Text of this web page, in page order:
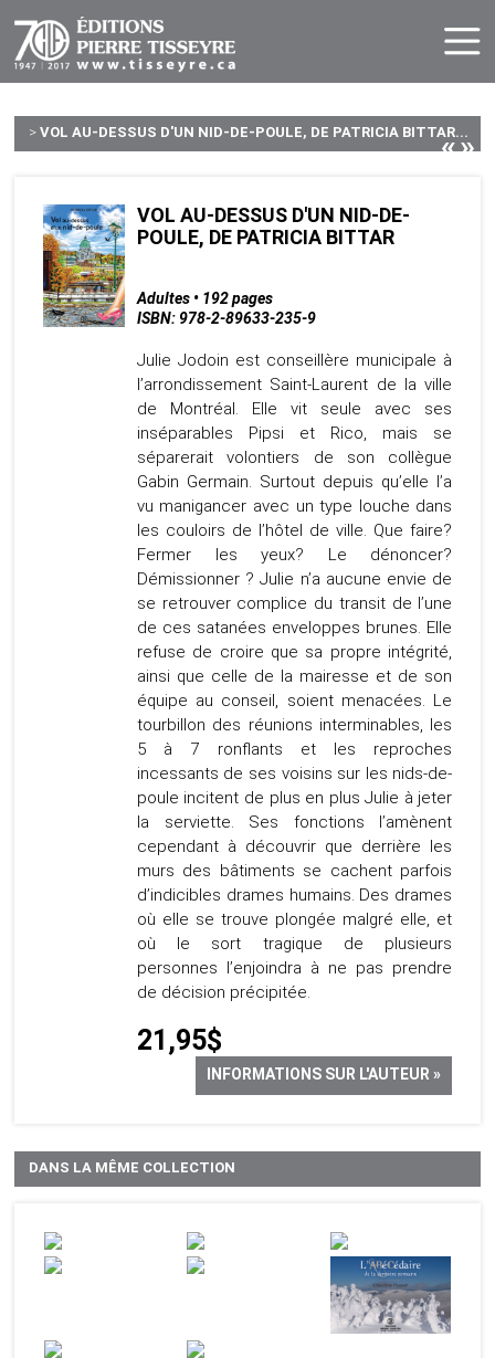
>VOL AU-DESSUS D'UN NID-DE-POULE, DE PATRICIA BITTAR...
«»
VOL AU-DESSUS D'UN NID-DE-
POULE, DE PATRICIA BITTAR
Adultes • 192 pages
ISBN: 978-2-89633-235-9
Julie Jodoin est conseillère municipale à
l’arrondissement Saint-Laurent de la ville
de Montréal. Elle vit seule avec ses
inséparables Pipsi et Rico, mais se
séparerait volontiers de son collègue
Gabin Germain. Surtout depuis qu’elle l’a
vu manigancer avec un type louche dans
les couloirs de l’hôtel de ville. Que faire?
Fermer les yeux? Le dénoncer?
Démissionner ? Julie n’a aucune envie de
se retrouver complice du transit de l’une
de ces satanées enveloppes brunes. Elle
refuse de croire que sa propre intégrité,
ainsi que celle de la mairesse et de son
équipe au conseil, soient menacées. Le
tourbillon des réunions interminables, les
5 à 7 ronflants et les reproches
incessants de ses voisins sur les nids-de-
poule incitent de plus en plus Julie à jeter
la serviette. Ses fonctions l’amènent
cependant à découvrir que derrière les
murs des bâtiments se cachent parfois
d’indicibles drames humains. Des drames
où elle se trouve plongée malgré elle, et
où le sort tragique de plusieurs
personnes l’enjoindra à ne pas prendre
de décision précipitée.
21,95$
INFORMATIONS SUR L'AUTEUR »
DANS LA MÊME COLLECTION